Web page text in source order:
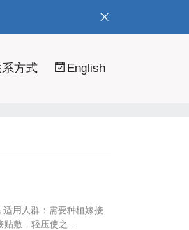
方式 English
用人群：需要种植嫁接
贴敷，轻压使之...